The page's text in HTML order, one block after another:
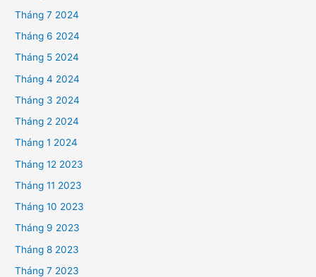
Tháng 7 2024
Tháng 6 2024
Tháng 5 2024
Tháng 4 2024
Tháng 3 2024
Tháng 2 2024
Tháng 1 2024
Tháng 12 2023
Tháng 11 2023
Tháng 10 2023
Tháng 9 2023
Tháng 8 2023
Tháng 7 2023